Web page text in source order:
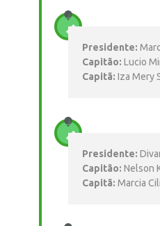
Presidente:
Capitão: Lucio
Capitã: Iza Mery
Presidente:
Capitão: Nelson
Capitã: Marcia